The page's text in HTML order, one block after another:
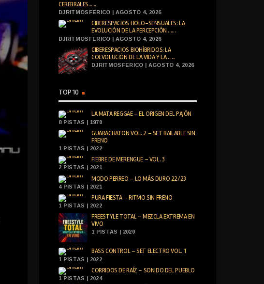
CEREBRALES......
DJRITMOSFERICO | AGOSTO 4, 2026
CIBERESPACIOS HOLO-SENSUALES: LA
EVOLUCIÓN DE LA PERCEPCIÓN ......
DJRITMOSFERICO | AGOSTO 4, 2026
CIBERESPACIOS BIOHÍBRIDOS: LA
COEVOLUCIÓN DE LA VIDA Y LA ......
DJRITMOSFERICO | AGOSTO 4, 2026
TOP 10
LA MATA REGGAE – EL ORIGEN DEL PAJÓN
8 PISTAS | 1970
GUARACHATON VOL. 2 – SET BAILABLE SIN
FRENO
1 PISTAS | 2022
FIEBRE DE MERENGUE – VOL. 3
2 PISTAS | 2021
MODO PERREO – LO MÁS DURO 22/23
4 PISTAS | 2021
PURA FIESTA – RITMO SIN FRENO
1 PISTAS | 2022
FREESTYLE TOTAL – MEZCLA EXTREMA EN
VIVO
1 PISTAS | 2020
BASS CONTROL – SET ELECTRO VOL. 1
1 PISTAS | 2022
CORRIDOS DE RAÍZ – SONIDO DEL PUEBLO
1 PISTAS | 2024